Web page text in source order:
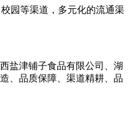
园等渠道，多元化的流通渠
盐津铺子食品有限公司、湖
、品质保障、渠道精耕、品